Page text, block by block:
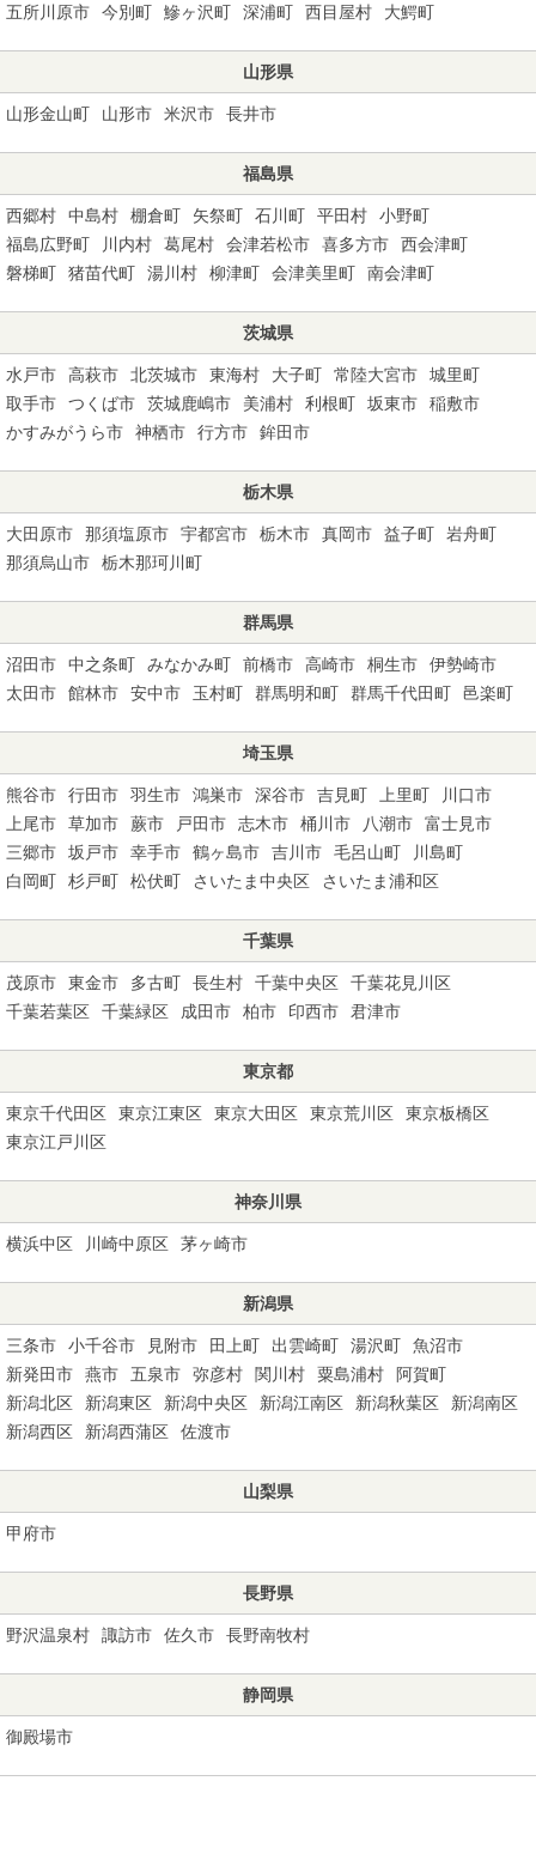
五所川原市 今別町 鰺ヶ沢町 深浦町 西目屋村 大鰐町
山形県
山形金山町 山形市 米沢市 長井市
福島県
西郷村 中島村 棚倉町 矢祭町 石川町 平田村
小野町
福島広野町
川内村 葛尾村 会津若松市 喜多方市
西会津町
磐梯町
猪苗代町 湯川村 柳津町 会津美里町 南会津町
茨城県
水戸市 高萩市 北茨城市 東海村 大子町 常陸大宮市
城里町
取手市
つくば市 茨城鹿嶋市 美浦村 利根町 坂東市
稲敷市
かすみがうら市
神栖市 行方市 鉾田市
栃木県
大田原市 那須塩原市 宇都宮市 栃木市 真岡市 益子町
岩舟町
那須烏山市
栃木那珂川町
群馬県
沼田市 中之条町 みなかみ町 前橋市 高崎市 桐生市
伊勢崎市
太田市
館林市 安中市 玉村町 群馬明和町 群馬千代田町 邑楽町
埼玉県
熊谷市 行田市 羽生市 鴻巣市 深谷市 吉見町 上里町
川口市
上尾市
草加市 蕨市 戸田市 志木市 桶川市 八潮市
富士見市
三郷市
坂戸市 幸手市 鶴ヶ島市 吉川市 毛呂山町
川島町
白岡町
杉戸町 松伏町 さいたま中央区 さいたま浦和区
千葉県
茂原市 東金市 多古町 長生村 千葉中央区
千葉花見川区
千葉若葉区
千葉緑区 成田市 柏市 印西市 君津市
東京都
東京千代田区 東京江東区 東京大田区 東京荒川区
東京板橋区
東京江戸川区
神奈川県
横浜中区 川崎中原区 茅ヶ崎市
新潟県
三条市 小千谷市 見附市 田上町 出雲崎町 湯沢町
魚沼市
新発田市
燕市 五泉市 弥彦村 関川村 粟島浦村
阿賀町
新潟北区
新潟東区 新潟中央区 新潟江南区 新潟秋葉区
新潟南区
新潟西区
新潟西蒲区 佐渡市
山梨県
甲府市
長野県
野沢温泉村 諏訪市 佐久市 長野南牧村
静岡県
御殿場市